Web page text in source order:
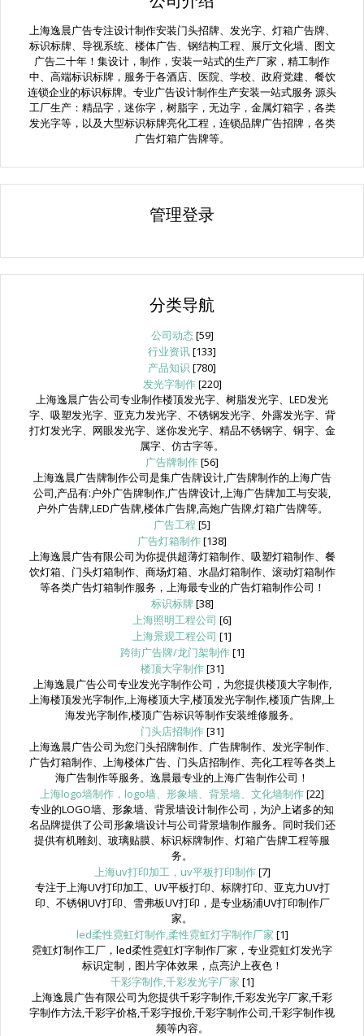
上海逸晨广告专注设计制作安装门头招牌、发光字、灯箱广告牌、
标识标牌、导视系统、楼体广告、钢结构工程、展厅文化墙、图文
广告二十年！集设计，制作，安装一站式的生产厂家，精工制作
中、高端标识标牌，服务于各酒店、医院、学校、政府党建、餐饮
连锁企业的标识标牌。专业广告设计制作生产安装一站式服务 源头
工厂生产：精品字，迷你字，树脂字，无边字，金属灯箱字，各类
发光字等，以及大型标识标牌亮化工程，连锁品牌广告招牌，各类
广告灯箱广告牌等。
管理登录
分类导航
公司动态[59]
行业资讯[133]
产品知识 [780]
发光字制作[220]
上海逸晨广告公司专业制作楼顶发光字、树脂发光字、LED发光
字、吸塑发光字、亚克力发光字、不锈钢发光字、外露发光字、背
打灯发光字、网眼发光字、迷你发光字、精品不锈钢字、铜字、金
属字、仿古字等。
广告牌制作[56]
上海逸晨广告牌制作公司是集广告牌设计,广告牌制作的上海广告
公司,产品有:户外广告牌制作,广告牌设计,上海广告牌加工与安装,
户外广告牌,LED广告牌,楼体广告牌,高炮广告牌,灯箱广告牌等。
广告工程 [5]
广告灯箱制作[138]
上海逸晨广告有限公司为你提供超薄灯箱制作、吸塑灯箱制作、餐
饮灯箱、门头灯箱制作、商场灯箱、水晶灯箱制作、滚动灯箱制作
等各类广告灯箱制作服务，上海最专业的广告灯箱制作公司！
标识标牌 [38]
上海照明工程公司 [6]
上海景观工程公司 [1]
跨街广告牌/龙门架制作[1]
楼顶大字制作[31]
上海逸晨广告公司专业发光字制作公司，为您提供楼顶大字制作,
上海楼顶发光字制作,上海楼顶大字,楼顶发光字制作,楼顶广告牌,上
海发光字制作,楼顶广告标识等制作安装维修服务。
门头店招制作[31]
上海逸晨广告公司为您门头招牌制作、广告牌制作、发光字制作、
广告灯箱制作、上海楼体广告、门头店招制作、亮化工程等各类上
海广告制作等服务。逸晨最专业的上海广告制作公司！
上海logo墙制作，logo墙、形象墙、背景墙、文化墙制作[22]
专业的LOGO墙、形象墙、背景墙设计制作公司，为沪上诸多的知
名品牌提供了公司形象墙设计与公司背景墙制作服务。同时我们还
提供有机雕刻、玻璃贴膜、标识标牌制作、灯箱广告牌工程等服
务。
上海uv打印加工，uv平板打印制作[7]
专注于上海UV打印加工、UV平板打印、标牌打印、亚克力UV打
印、不锈钢UV打印、雪弗板UV打印，是专业杨浦UV打印制作厂
家。
led柔性霓虹灯制作,柔性霓虹灯字制作厂家 [1]
霓虹灯制作工厂，led柔性霓虹灯字制作厂家，专业霓虹灯发光字
标识定制，图片字体效果，点亮沪上夜色！
千彩字制作,千彩发光字厂家 [1]
上海逸晨广告有限公司为您提供千彩字制作,千彩发光字厂家,千彩
字制作方法,千彩字价格,千彩字报价,千彩字制作公司,千彩字制作视
频等内容。